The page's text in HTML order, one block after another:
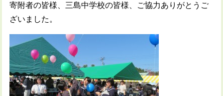
寄附者の皆様、三島中学校の皆様、ご協力ありがとうご
ざいました。